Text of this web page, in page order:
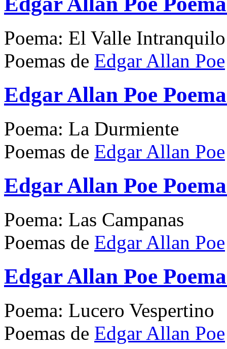
Poema: El Valle Intranquilo
Poemas de Edgar Allan Poe
Edgar Allan Poe
Poema: La Durmiente
Poemas de Edgar Allan Poe
Edgar Allan Poe
Poema: Las Campanas
Poemas de Edgar Allan Poe
Edgar Allan Poe
Poema: Lucero Vespertino
Poemas de Edgar Allan Poe